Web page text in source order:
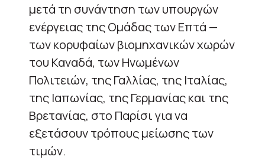
μετά τη συνάντηση των υπουργών
ενέργειας της Ομάδας των Επτά —
των κορυφαίων βιομηχανικών χωρών
του Καναδά, των Ηνωμένων
Πολιτειών, της Γαλλίας, της Ιταλίας,
της Ιαπωνίας, της Γερμανίας και της
Βρετανίας, στο Παρίσι για να
εξετάσουν τρόπους μείωσης των
τιμών.